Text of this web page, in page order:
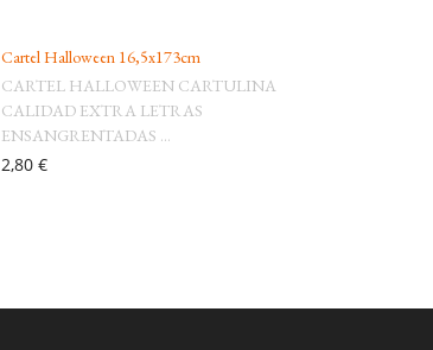
Cartel Halloween 16,5x173cm
CARTEL HALLOWEEN CARTULINA
CALIDAD EXTRA LETRAS
ENSANGRENTADAS ...
2,80 €